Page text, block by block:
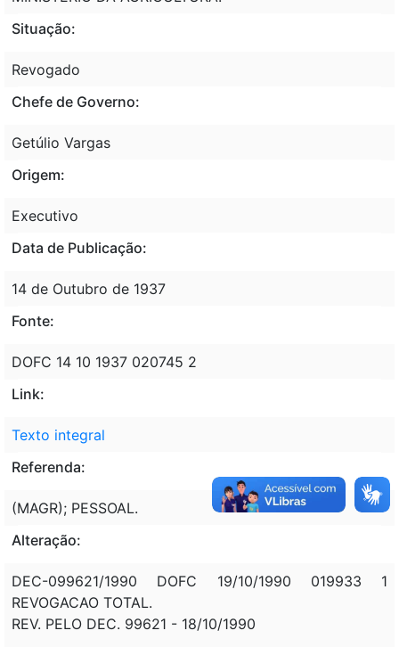
Situação:
Revogado
Chefe de Governo:
Getúlio Vargas
Origem:
Executivo
Data de Publicação:
14 de Outubro de 1937
Fonte:
DOFC 14 10 1937 020745 2
Link:
Texto integral
Referenda:
(MAGR); PESSOAL.
Alteração:
DEC-099621/1990 DOFC 19/10/1990 019933 1
REVOGACAO TOTAL.
REV. PELO DEC. 99621 - 18/10/1990